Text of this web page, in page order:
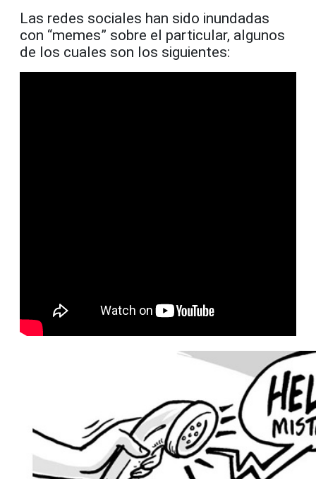
Las redes sociales han sido inundadas
con “memes” sobre el particular, algunos
de los cuales son los siguientes: